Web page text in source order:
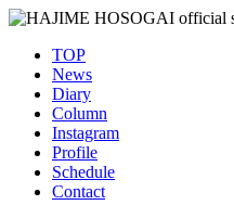
TOP
News
Diary
Column
Instagram
Profile
Schedule
Contact